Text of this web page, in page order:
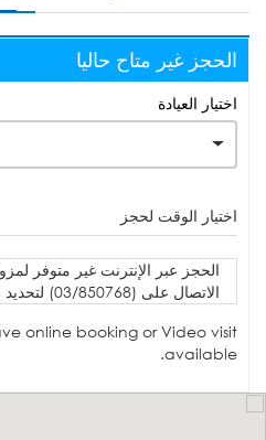
الحجز غير متاح حاليا
اختيار العيادة
اختيار الوقت لحجز
الحجز عبر الإنترنت غير متوفر
الاتصال على (03/850768) لتحديد موعد!
online booking or Video visit
available.